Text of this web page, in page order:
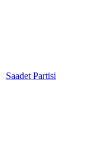
Saadet Partisi